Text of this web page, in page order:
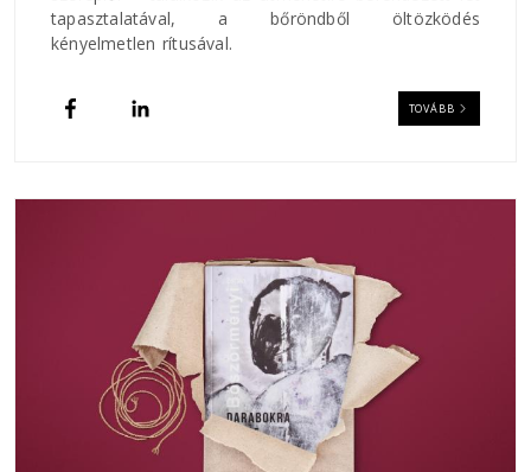
tapasztalatával, a bőröndből öltözködés
kényelmetlen rítusával.
TOVÁBB